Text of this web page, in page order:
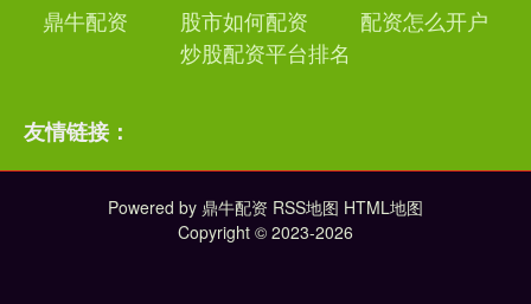
鼎牛配资 股市如何配资
配资怎么开户
炒股配资平台排名
友情链接：
Powered by 鼎牛配资 RSS地图 HTML地图
Copyright © 2023-2026